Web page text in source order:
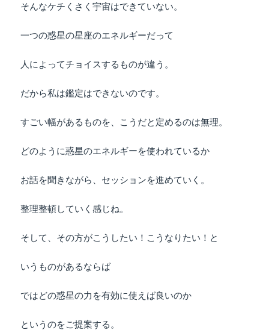
そんなケチくさく宇宙はできていない。
一つの惑星の星座のエネルギーだって
人によってチョイスするものが違う。
だから私は鑑定はできないのです。
すごい幅があるものを、こうだと定めるのは無理。
どのように惑星のエネルギーを使われているか
お話を聞きながら、セッションを進めていく。
整理整頓していく感じね。
そして、その方がこうしたい！こうなりたい！と
いうものがあるならば
ではどの惑星の力を有効に使えば良いのか
というのをご提案する。